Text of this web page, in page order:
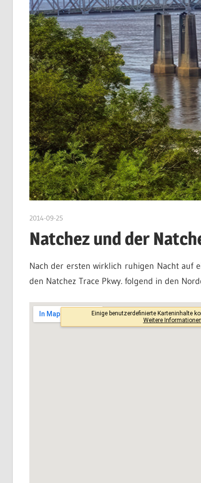
2014-09-25
Natchez und der
Nach der ersten wirklich ruhigen Nacht auf
den Natchez Trace Pkwy. folgend in den